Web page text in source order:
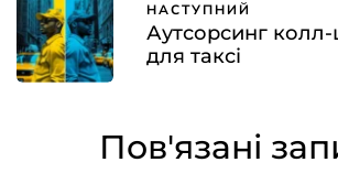
НАСТУПНИЙ
Аутсорсинг колл-
для таксі
Пов'язані